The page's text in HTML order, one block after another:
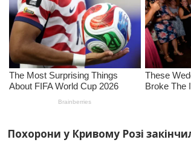
Похорони у Кривому Розі